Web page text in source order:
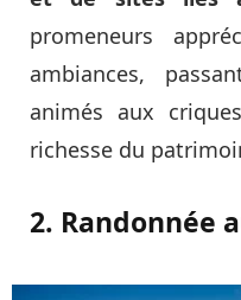
promeneurs
ambiances,
animés aux
richesse du
2. Randonnée